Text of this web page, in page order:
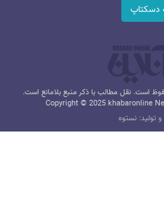
دسکتاپ
است. نقل مطالب با ذکر منبع بلامانع است.
Copyright © 2025 khabaronline
تولید: نستوه